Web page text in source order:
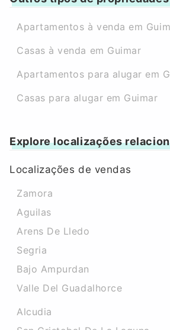
Apartamentos à venda em
Casas à venda em Guimar
Apartamentos para alugar em
Casas para alugar em Guimar
Explore localizações
Localizações de vendas
Zamora
Aguilas
Arens De Lledo
Segria
Bajo Ampurdan
Valle Del Guadalhorce
Alcudia